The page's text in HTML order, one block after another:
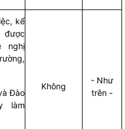
kể
được
nghị
Đào
làm
Không
- Như
trên -